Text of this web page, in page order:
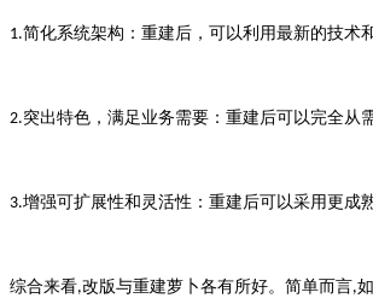
1.简化系统架构：重建后，可以利用最新的技术
2.突出特色，满足业务需要：重建后可以完全从
3.增强可扩展性和灵活性：重建后可以采用更成
综合来看,改版与重建萝卜各有所好。简单而言,